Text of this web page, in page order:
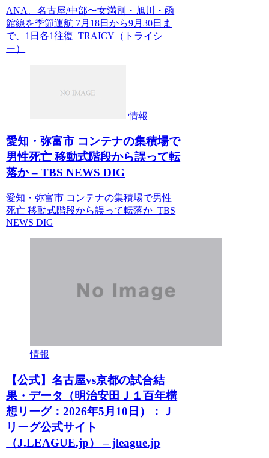
ANA、名古屋/中部〜女満別・旭川・函
館線を季節運航 7月18日から9月30日ま
で、1日各1往復 TRAICY（トライシ
ー）
情報
愛知・弥富市 コンテナの集積場で
男性死亡 移動式階段から誤って転
落か – TBS NEWS DIG
愛知・弥富市 コンテナの集積場で男性
死亡 移動式階段から誤って転落か TBS
NEWS DIG
情報
【公式】名古屋vs京都の試合結
果・データ（明治安田Ｊ１百年構
想リーグ：2026年5月10日）：Ｊ
リーグ公式サイト
（J.LEAGUE.jp） – jleague.jp